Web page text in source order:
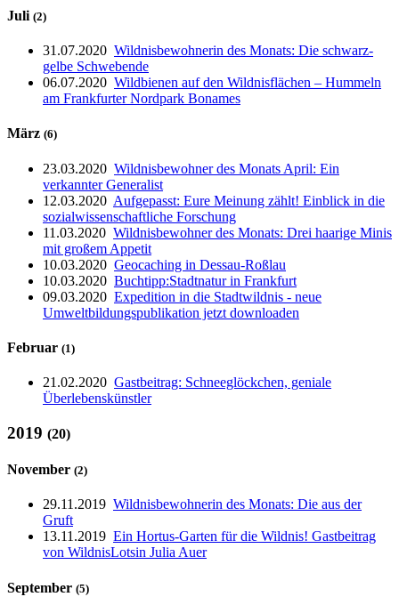
Juli (2)
31.07.2020 Wildnisbewohnerin des Monats: Die schwarz-
gelbe Schwebende
06.07.2020 Wildbienen auf den Wildnisflächen – Hummeln
am Frankfurter Nordpark Bonames
März (6)
23.03.2020 Wildnisbewohner des Monats April: Ein
verkannter Generalist
12.03.2020 Aufgepasst: Eure Meinung zählt! Einblick in die
sozialwissenschaftliche Forschung
11.03.2020 Wildnisbewohner des Monats: Drei haarige Minis
mit großem Appetit
10.03.2020 Geocaching in Dessau-Roßlau
10.03.2020 Buchtipp:Stadtnatur in Frankfurt
09.03.2020 Expedition in die Stadtwildnis - neue
Umweltbildungspublikation jetzt downloaden
Februar (1)
21.02.2020 Gastbeitrag: Schneeglöckchen, geniale
Überlebenskünstler
2019 (20)
November (2)
29.11.2019 Wildnisbewohnerin des Monats: Die aus der
Gruft
13.11.2019 Ein Hortus-Garten für die Wildnis! Gastbeitrag
von WildnisLotsin Julia Auer
September (5)